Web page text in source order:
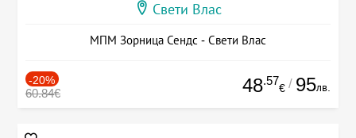
Свети Влас
МПМ Зорница Сендс - Свети Влас
-20%
60.84€ 48.57
€ / 95лв.